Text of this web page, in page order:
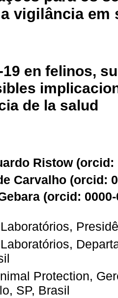
vigilância em
19 en felinos,
de la salud
Ristow (orcid:
Carvalho (orcid:
(orcid:
Protection,
SP, Brasil